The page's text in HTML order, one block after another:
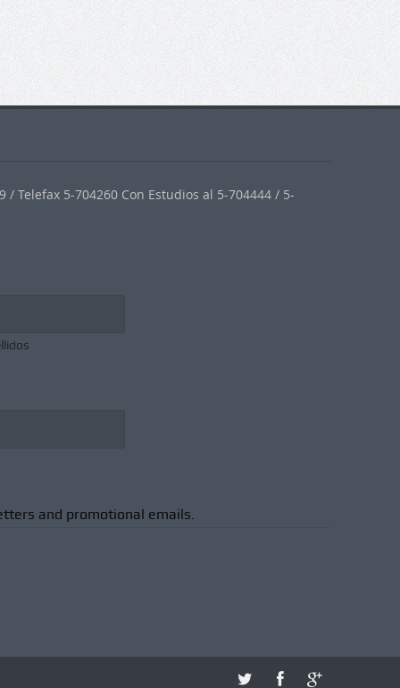
Telefax 5-704260 Con Estudios al 5-704444 / 5-
and promotional emails.